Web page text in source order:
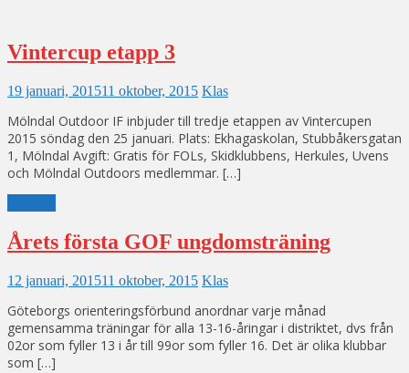
Vintercup etapp 3
19 januari, 201511 oktober, 2015 Klas
Mölndal Outdoor IF inbjuder till tredje etappen av Vintercupen
2015 söndag den 25 januari. Plats: Ekhagaskolan, Stubbåkersgatan
1, Mölndal Avgift: Gratis för FOLs, Skidklubbens, Herkules, Uvens
och Mölndal Outdoors medlemmar. […]
Årets första GOF ungdomsträning
12 januari, 201511 oktober, 2015 Klas
Göteborgs orienteringsförbund anordnar varje månad
gemensamma träningar för alla 13-16-åringar i distriktet, dvs från
02or som fyller 13 i år till 99or som fyller 16. Det är olika klubbar
som […]